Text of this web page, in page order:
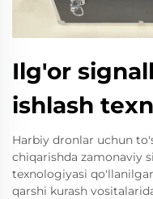
Ilg'or
ishlash
Harbiy dronlar uchun
chiqarishda zamonaviy
texnologiyasi
qarshi kurash